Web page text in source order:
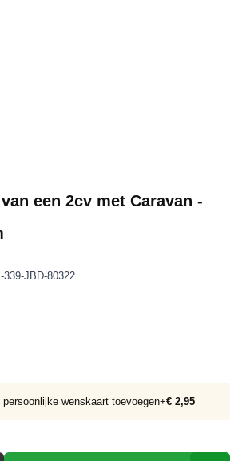
een 2cv met Caravan -
339-JBD-80322
wenskaart toevoegen+€ 2,95